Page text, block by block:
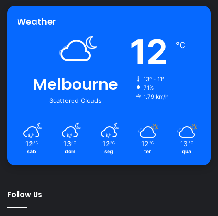
galinha caipira
Weather
Melbourne
Scattered Clouds
12 ℃
13º - 11º
71%
1.79 km/h
12 ℃
sáb
13 ℃
dom
12 ℃
seg
12 ℃
ter
13 ℃
qua
Follow Us